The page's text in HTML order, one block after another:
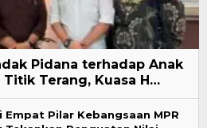
Pidana terhadap Anak
Terang, Kuasa H…
Empat Pilar Kebangsaan MPR